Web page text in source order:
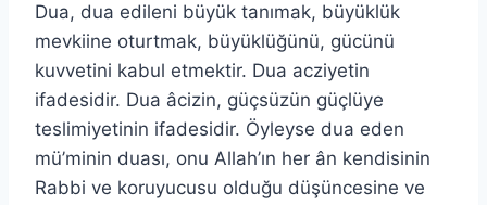
Dua, dua edileni büyük tanımak, büyüklük
mevkiine oturtmak, büyüklüğünü, gücünü
kuvvetini kabul etmektir. Dua acziyetin
ifadesidir. Dua âcizin, güçsüzün güçlüye
teslimiyetinin ifadesidir. Öyleyse dua eden
mü’minin duası, onu Allah’ın her ân kendisinin
Rabbi ve koruyucusu olduğu düşüncesine ve